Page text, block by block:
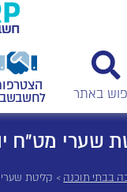
שערי מט"ח
בבתי תוכנה > קליטת